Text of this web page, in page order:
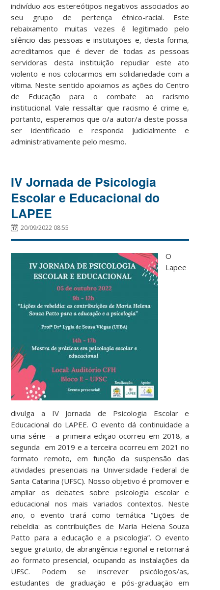
indivíduo aos estereótipos negativos associados ao
seu grupo de pertença étnico-racial. Este
rebaixamento muitas vezes é legitimado pelo
silêncio das pessoas e instituições e, desta forma,
acreditamos que é dever de todas as pessoas
servidoras desta instituição repudiar este ato
violento e nos colocarmos em solidariedade com a
vítima. Neste sentido apoiamos as ações do Centro
de Educação para o combate ao racismo
institucional. Vale ressaltar que racismo é crime e,
portanto, esperamos que o/a autor/a deste possa
ser identificado e responda judicialmente e
administrativamente pelo mesmo.
IV Jornada de Psicologia
Escolar e Educacional do
LAPEE
20/09/2022 08:55
O
Lapee
divulga a IV Jornada de Psicologia Escolar e
Educacional do LAPEE. O evento dá continuidade a
uma série – a primeira edição ocorreu em 2018, a
segunda em 2019 e a terceira ocorreu em 2021 no
formato remoto, em função da suspensão das
atividades presenciais na Universidade Federal de
Santa Catarina (UFSC). Nosso objetivo é promover e
ampliar os debates sobre psicologia escolar e
educacional nos mais variados contextos. Neste
ano, o evento trará como temática “Lições de
rebeldia: as contribuições de Maria Helena Souza
Patto para a educação e a psicologia”. O evento
segue gratuito, de abrangência regional e retornará
ao formato presencial, ocupando as instalações da
UFSC. Podem se inscrever psicólogos/as,
estudantes de graduação e pós-graduação em